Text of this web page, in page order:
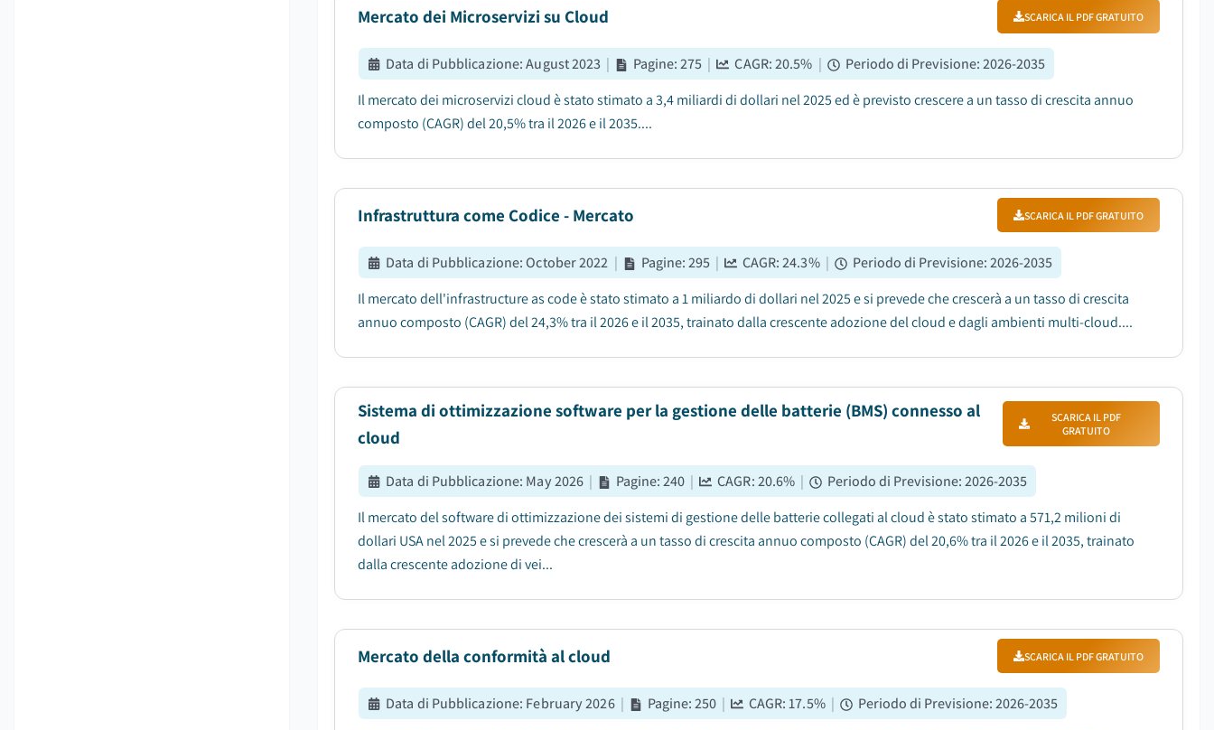
Mercato dei Microservizi su Cloud SCARICA IL PDF GRATUITO
Data di Pubblicazione:August 2023 | Pagine:275 | CAGR:20.5% | Periodo di Previsione:2026-2035
Il mercato dei microservizi cloud è stato stimato a 3,4 miliardi di dollari nel 2025 ed è previsto crescere a un tasso di crescita annuo
composto (CAGR) del 20,5% tra il 2026 e il 2035....
Infrastruttura come Codice - Mercato SCARICA IL PDF GRATUITO
Data di Pubblicazione:October 2022 | Pagine:295 | CAGR:24.3% | Periodo di Previsione:2026-2035
Il mercato dell'infrastructure as code è stato stimato a 1 miliardo di dollari nel 2025 e si prevede che crescerà a un tasso di crescita
annuo composto (CAGR) del 24,3% tra il 2026 e il 2035, trainato dalla crescente adozione del cloud e dagli ambienti multi-cloud....
Sistema di ottimizzazione software per la gestione delle batterie (BMS) connesso al
cloud
SCARICA IL PDF
GRATUITO
Data di Pubblicazione: May 2026 | Pagine:240 | CAGR:20.6% | Periodo di Previsione:2026-2035
Il mercato del software di ottimizzazione dei sistemi di gestione delle batterie collegati al cloud è stato stimato a 571,2 milioni di
dollari USA nel 2025 e si prevede che crescerà a un tasso di crescita annuo composto (CAGR) del 20,6% tra il 2026 e il 2035, trainato
dalla crescente adozione di vei...
Mercato della conformità al cloud SCARICA IL PDF GRATUITO
Data di Pubblicazione: February 2026 | Pagine:250 | CAGR:17.5% | Periodo di Previsione:2026-2035